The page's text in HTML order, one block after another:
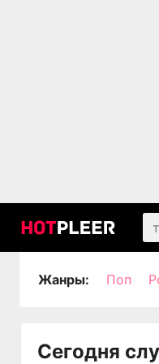
Жанры: Поп
Сегодня